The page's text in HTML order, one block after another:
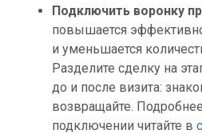
Подключить воронку
повышается
и уменьшается
Разделите сделку на
до и после визита:
возвращайте.
подключении читайте в